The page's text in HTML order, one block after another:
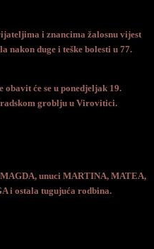
i znancima žalosnu vijest
nakon duge i teške bolesti u 77.
će se u ponedjeljak 19.
groblju u Virovitici.
unuci MARTINA, MATEA,
i ostala tugujuća rodbina.